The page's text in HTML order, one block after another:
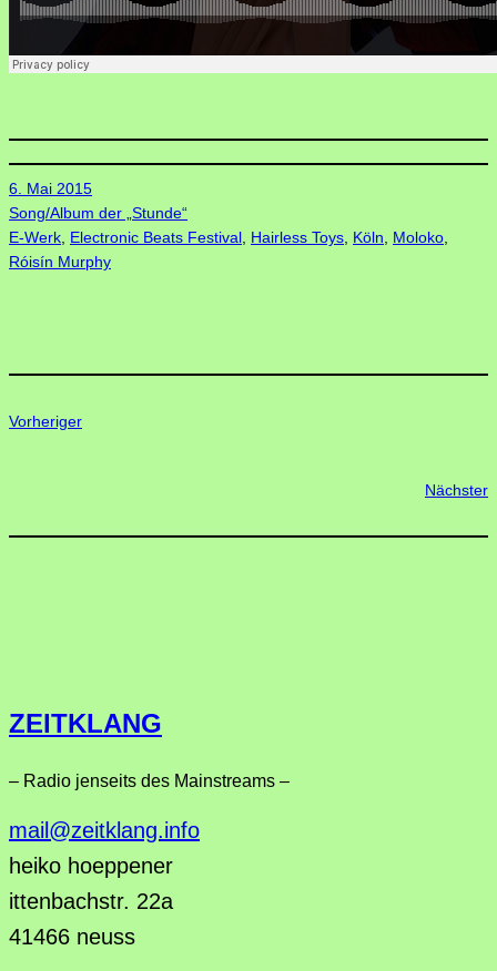
6. Mai 2015
Song/Album der „Stunde“
E-Werk Electronic Beats Festival Hairless Toys Köln Moloko
Róisín Murphy
Vorheriger
Nächster
ZEITKLANG
– Radio jenseits des Mainstreams –
mail@zeitklang.info
heiko hoeppener
ittenbachstr. 22a
41466 neuss